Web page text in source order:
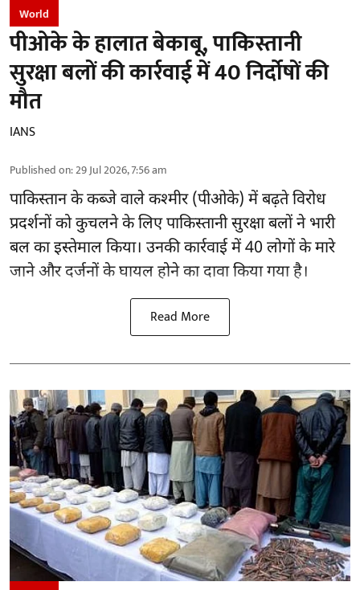
World
पीओके के हालात बेकाबू, पाकिस्तानी
सुरक्षा बलों की कार्रवाई में 40 निर्दोषों की
मौत
IANS
Published on:29 Jul 2026, 7:56 am
पाकिस्तान के कब्जे वाले कश्मीर (पीओके) में बढ़ते विरोध
प्रदर्शनों को कुचलने के लिए पाकिस्तानी सुरक्षा बलों ने भारी
बल का इस्तेमाल किया। उनकी कार्रवाई में 40 लोगों के मारे
जाने और दर्जनों के घायल होने का दावा किया गया है।
Read More